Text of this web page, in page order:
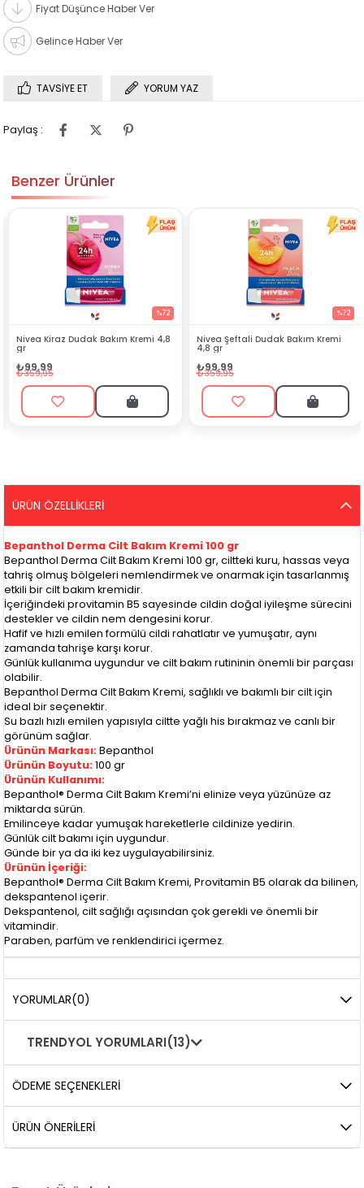
Fiyat Düşünce Haber Ver
Gelince Haber Ver
TAVSIYE ET YORUM YAZ
Paylaş :
Benzer Ürünler
%72
Bakım Kremi 4,8
%72
Nivea Şeftali Dudak Bakım Kremi Meditech
ÜRÜN ÖZELLIKLERI
Bepanthol Derma Cilt Bakım Kremi 100 gr
Bepanthol Derma Cilt Bakım Kremi 100 gr, ciltteki kuru, hassas veya
tahriş olmuş bölgeleri nemlendirmek ve onarmak için tasarlanmış
etkili bir cilt bakım kremidir.
İçeriğindeki provitamin B5 sayesinde cildin doğal iyileşme sürecini
destekler ve cildin nem dengesini korur.
Hafif ve hızlı emilen formülü cildi rahatlatır ve yumuşatır, aynı
zamanda tahrişe karşı korur.
Günlük kullanıma uygundur ve cilt bakım rutininin önemli bir parçası
olabilir.
Bepanthol Derma Cilt Bakım Kremi, sağlıklı ve bakımlı bir cilt için
ideal bir seçenektir.
Su bazlı hızlı emilen yapısıyla ciltte yağlı his bırakmaz ve canlı bir
görünüm sağlar.
Ürünün Markası:Bepanthol
Ürünün Boyutu:100 gr
Ürünün Kullanımı:
Bepanthol® Derma Cilt Bakım Kremi’ni elinize veya yüzünüze az
miktarda sürün.
Emilinceye kadar yumuşak hareketlerle cildinize yedirin.
Günlük cilt bakımı için uygundur.
Günde bir ya da iki kez uygulayabilirsiniz.
Ürünün İçeriği:
Bepanthol® Derma Cilt Bakım Kremi, Provitamin B5 olarak da bilinen,
dekspantenol içerir.
Dekspantenol, cilt sağlığı açısından çok gerekli ve önemli bir
vitamindir.
Paraben, parfüm ve renklendirici içermez.
YORUMLAR(0)
TRENDYOL YORUMLARI(13)
ÖDEME SEÇENEKLERI
ÜRÜN ÖNERILERI